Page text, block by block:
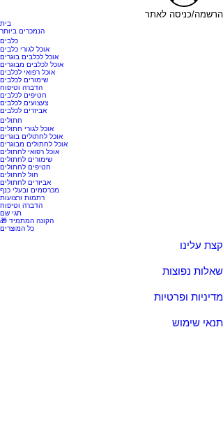
הרשמה/כניסה לאתר
בית
הנמכרים ביותר
כלבים
אוכל לגורי כלבים
אוכל לכלבים בוגרים
אוכל לכלבים מבוגרים
אוכל רפואי לכלבים
שימורים לכלבים
הדברה וטיפוח
חטיפים לכלבים
צעצועים לכלבים
אביזרים לכלבים
חתולים
אוכל לגורי חתולים
אוכל לחתולים בוגרים
אוכל לחתולים מבוגרים
אוכל רפואי לחתולים
שימורים לחתולים
חטיפים לחתולים
חול לחתולים
אביזרים לחתולים
מכרסמים ובעלי כנף
רתמות ורצועות
הדברה וטיפוח
תגי שם
🎁 הקונה המתמיד
כל המוצרים
קצת עלינו
שאלות נפוצות
מדיניות ופרטיות
תנאי שימוש